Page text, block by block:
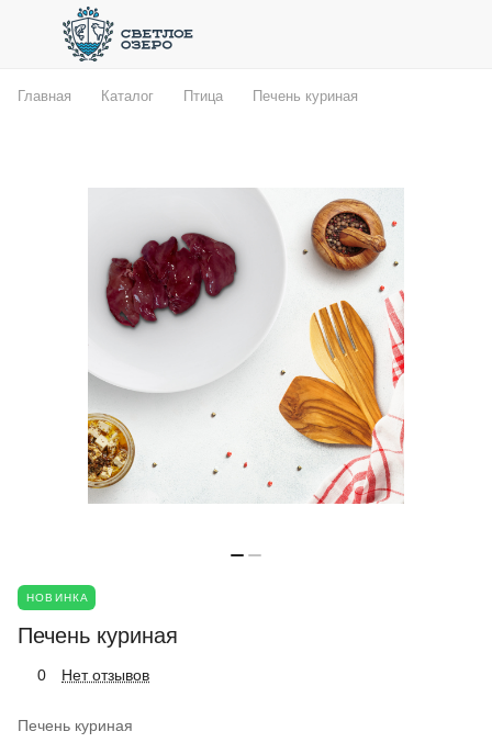
Главная Каталог Птица Печень куриная
НОВИНКА
Печень куриная
0 Нет отзывов
Печень куриная